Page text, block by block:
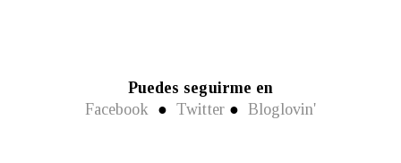
Puedes seguirme en
Facebook ● Twitter ● Bloglovin'